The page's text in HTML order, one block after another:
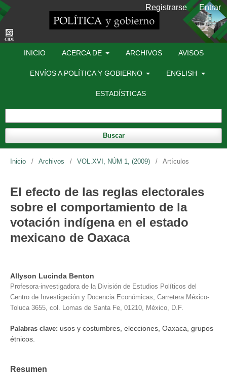
INICIO ACERCA DE ARCHIVOS AVISOS
ENVÍOS A POLÍTICA Y GOBIERNO ENGLISH
ESTADÍSTICAS
Buscar
Registrarse Entrar
Inicio / Archivos / VOL.XVI, NÚM 1, (2009) / Artículos
El efecto de las reglas electorales
sobre el comportamiento de la
votación indígena en el estado
mexicano de Oaxaca
Allyson Lucinda Benton
Profesora-investigadora de la División de Estudios Políticos del
Centro de Investigación y Docencia Económicas, Carretera México-
Toluca 3655, col. Lomas de Santa Fe, 01210, México, D.F.
Palabras clave: usos y costumbres, elecciones, Oaxaca, grupos
étnicos.
Resumen